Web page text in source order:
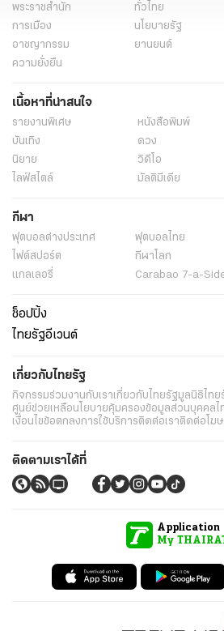
พระราชสำนัก ทั่วไทย
การเมือง
นโยบายรัฐ
อาชญากรรม
ยานยนต์
ความยั่งยืน
เนื้อหาที่น่าสนใจ
รายงานพิเศษ หนังสือพิมพ์
บันเทิง
ดวง
นิยาย
วิดีโอ
ไลฟ์สไตล์
มัลติมีเดีย
กีฬา
ฟุตบอลต่่างประเทศ ฟุตบอลไทย
ไฟต์สปอร์ต
กีฬาโลก
แกลเลอรี่
Carabao 7-a-
ช็อปปิ้ง
ไทยรัฐอีเวนต์
เกี่ยวกับไทยรัฐ
กิจกรรมร่วมงานกับเราเกี่ยวกับไทยรัฐมูลนิธิไทย
ศูนย์ช่วยเหลือนโยบายคุ้มครองข้อมูลส่วนบุคคลไ
เงื่อนไขข้อตกลงการใช้บริการติดต่อเราติดต่อโฆ
ติดตามเราได้ที่
Application
My